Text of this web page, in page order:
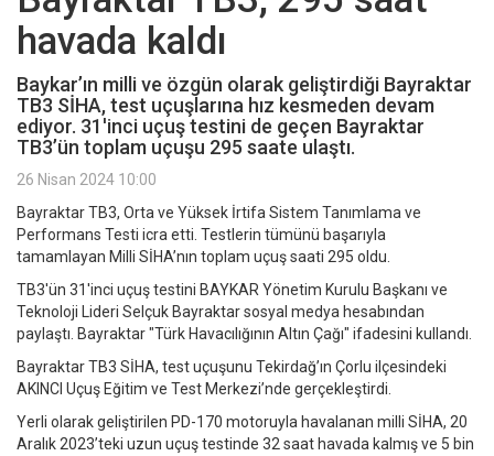
havada kaldı
Baykar’ın milli ve özgün olarak geliştirdiği Bayraktar
TB3 SİHA, test uçuşlarına hız kesmeden devam
ediyor. 31'inci uçuş testini de geçen Bayraktar
TB3’ün toplam uçuşu 295 saate ulaştı.
26 Nisan 2024 10:00
Bayraktar TB3, Orta ve Yüksek İrtifa Sistem Tanımlama ve
Performans Testi icra etti. Testlerin tümünü başarıyla
tamamlayan Milli SİHA’nın toplam uçuş saati 295 oldu.
TB3'ün 31'inci uçuş testini BAYKAR Yönetim Kurulu Başkanı ve
Teknoloji Lideri Selçuk Bayraktar sosyal medya hesabından
paylaştı. Bayraktar "Türk Havacılığının Altın Çağı" ifadesini kullandı.
Bayraktar TB3 SİHA, test uçuşunu Tekirdağ’ın Çorlu ilçesindeki
AKINCI Uçuş Eğitim ve Test Merkezi’nde gerçekleştirdi.
Yerli olarak geliştirilen PD-170 motoruyla havalanan milli SİHA, 20
Aralık 2023’teki uzun uçuş testinde 32 saat havada kalmış ve 5 bin